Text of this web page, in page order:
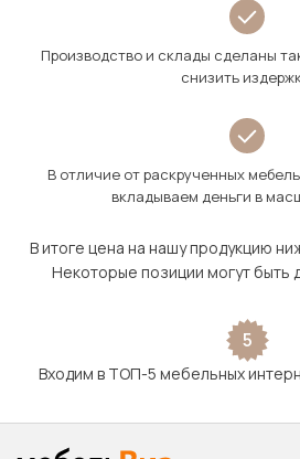
Производство и склады сделаны
снизить
В отличие от раскрученных
вкладываем деньги в
В итоге цена на нашу продукцию
Некоторые позиции могут быть
5
Входим в ТОП-5 мебельных